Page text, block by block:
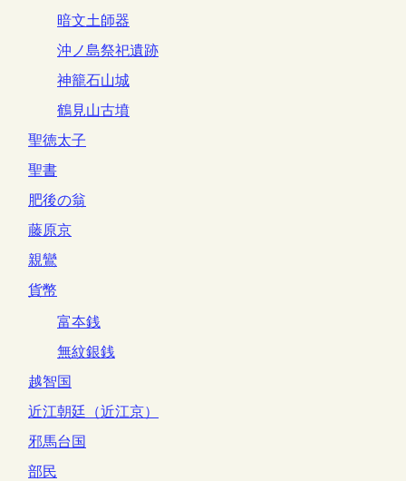
暗文土師器
沖ノ島祭祀遺跡
神籠石山城
鶴見山古墳
聖徳太子
聖書
肥後の翁
藤原京
親鸞
貨幣
富夲銭
無紋銀銭
越智国
近江朝廷（近江京）
邪馬台国
部民